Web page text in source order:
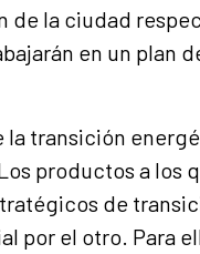
la ciudad
en un plan
transición
productos a los
de
por el otro. Para